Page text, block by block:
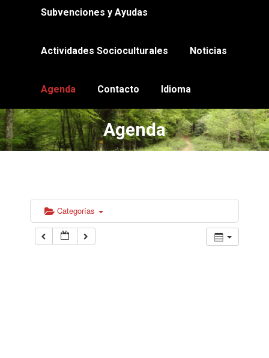
Subvenciones y Ayudas
Actividades Socioculturales Noticias
Agenda Contacto Idioma
Agenda
Estás aquí:
Categorías